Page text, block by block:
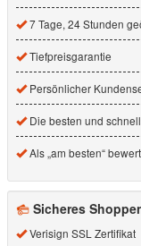
7 Tage, 24 Stunden
Tiefpreisgarantie
Persönlicher
Die besten und
Als „am besten“
Sicheres
Verisign SSL Zertifikat